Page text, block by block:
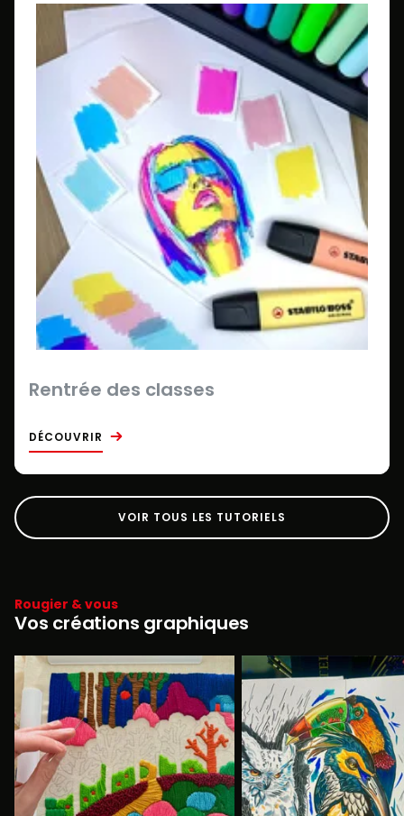
Rentrée des classes
DÉCOUVRIR
VOIR TOUS LES TUTORIELS
Rougier & vous
Vos créations graphiques